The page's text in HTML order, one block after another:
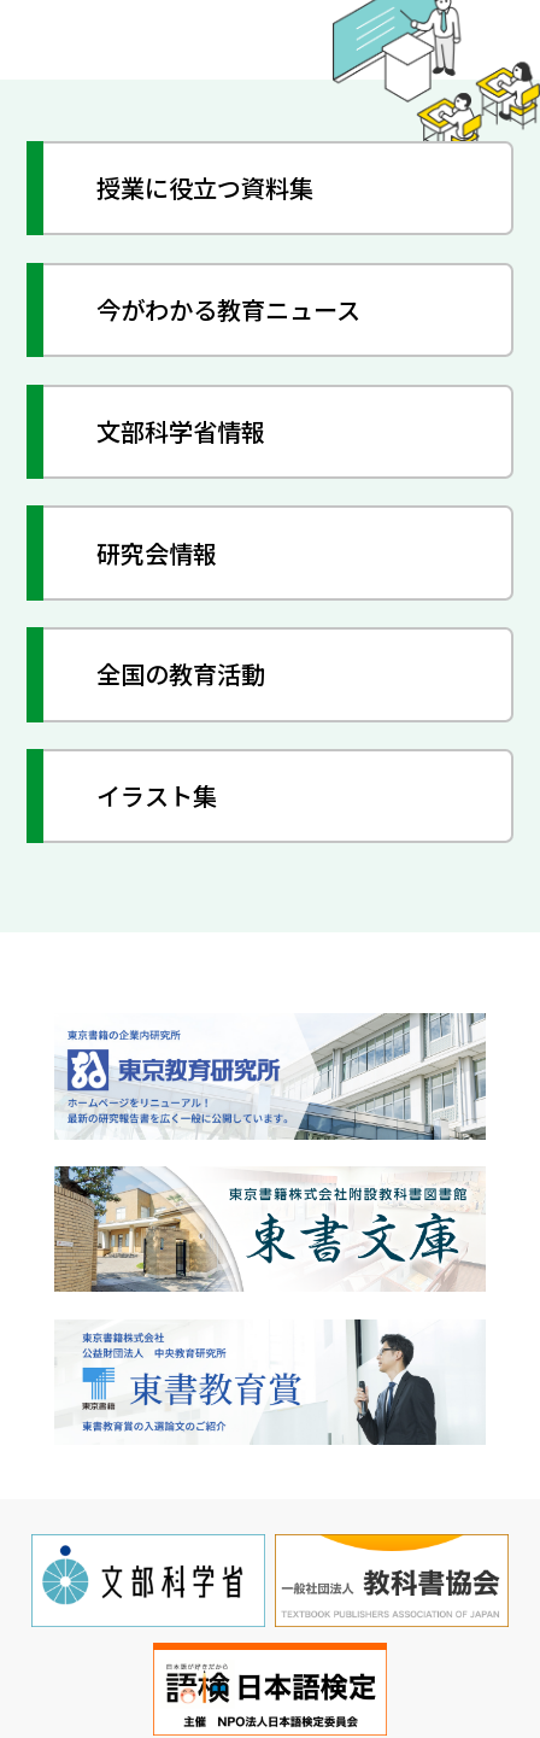
授業に役立つ資料集
今がわかる教育ニュース
文部科学省情報
研究会情報
全国の教育活動
イラスト集